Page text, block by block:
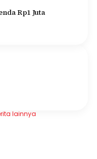
Rp1 Juta
lainnya